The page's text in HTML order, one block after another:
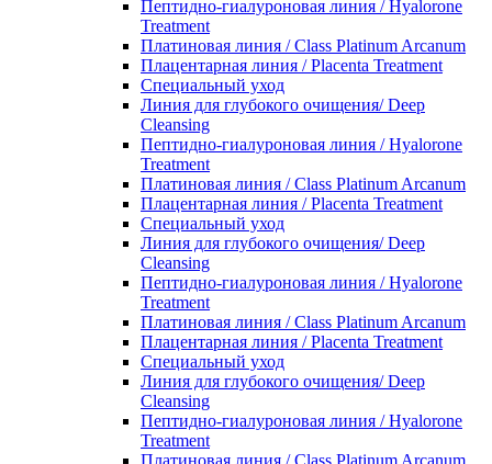
Пептидно-гиалуроновая линия / Hyalorone
Treatment
Платиновая линия / Class Platinum Arcanum
Плацентарная линия / Placenta Treatment
Специальный уход
Линия для глубокого очищения/ Deep
Cleansing
Пептидно-гиалуроновая линия / Hyalorone
Treatment
Платиновая линия / Class Platinum Arcanum
Плацентарная линия / Placenta Treatment
Специальный уход
Линия для глубокого очищения/ Deep
Cleansing
Пептидно-гиалуроновая линия / Hyalorone
Treatment
Платиновая линия / Class Platinum Arcanum
Плацентарная линия / Placenta Treatment
Специальный уход
Линия для глубокого очищения/ Deep
Cleansing
Пептидно-гиалуроновая линия / Hyalorone
Treatment
Платиновая линия / Class Platinum Arcanum